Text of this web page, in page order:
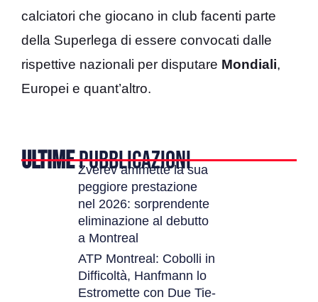
calciatori che giocano in club facenti parte
della Superlega di essere convocati dalle
rispettive nazionali per disputare Mondiali,
Europei e quant’altro.
ULTIMEPUBBLICAZIONI
Zverev ammette la sua
peggiore prestazione
nel 2026: sorprendente
eliminazione al debutto
a Montreal
ATP Montreal: Cobolli in
Difficoltà, Hanfmann lo
Estromette con Due Tie-